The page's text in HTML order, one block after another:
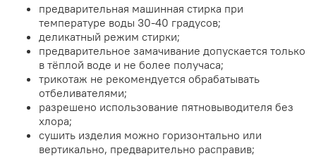
предварительная машинная стирка при
температуре воды 30-40 градусов;
деликатный режим стирки;
предварительное замачивание допускается только
в тёплой воде и не более получаса;
трикотаж не рекомендуется обрабатывать
отбеливателями;
разрешено использование пятновыводителя без
хлора;
сушить изделия можно горизонтально или
вертикально, предварительно расправив;